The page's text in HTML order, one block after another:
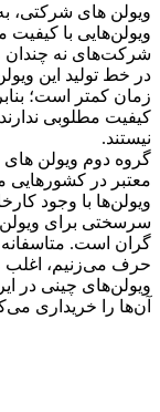
ویولن های شرکتی،
ویولن‌هایی با
شرکت‌های نه چندان
در خط تولید این
زمان کمتر است؛
کیفیت مطلوبی
نیستند.
گروه دوم ویولن
معتبر در کشورهایی
ویولن‌ها با وجود
سرسختی برای
گران است. متاسفانه
حرف می‌زنیم، اغلب
ویولن‌های چینی در
آن‌ها را خریداری